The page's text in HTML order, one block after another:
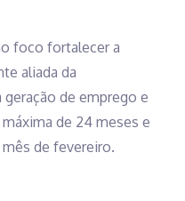
foco fortalecer a
aliada da
geração de emprego e
de 24 meses e
de fevereiro.